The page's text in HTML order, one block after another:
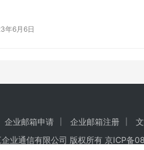
年6月6日
企业邮箱申请 企业邮箱注册
业通信有限公司 版权所有京ICP备